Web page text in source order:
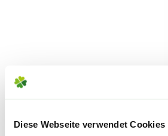
Diese Webseite verwendet Cookies
Dieser sollte humos,
für Standardpakete
Zubehör)
Ballhortensie 'Annabelle', 40